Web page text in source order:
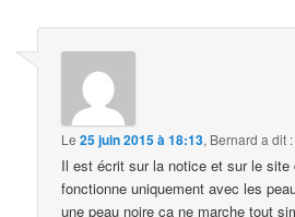
Le25 juin 2015 à 18:13, Bernard a dit :
Il est écrit sur la notice et sur le site
fonctionne uniquement avec les
une peau noire ça ne marche tout